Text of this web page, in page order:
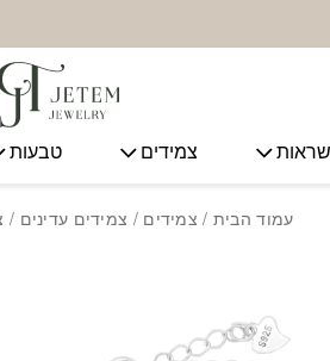
צמידים טבעות
עמוד הבית / צמידים / צמידים עדינים /